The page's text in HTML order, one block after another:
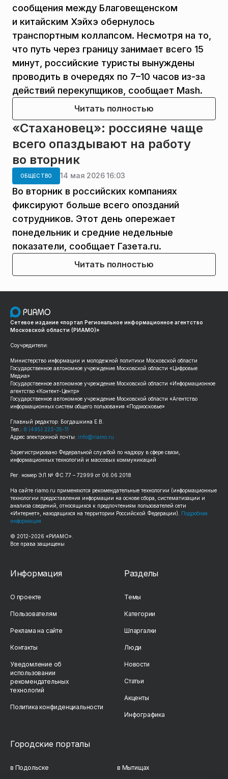
сообщения между Благовещенском
и китайским Хэйхэ обернулось
транспортным коллапсом. Несмотря на то,
что путь через границу занимает всего 15
минут, российские туристы вынуждены
проводить в очередях по 7–10 часов из-за
действий перекупщиков, сообщает Mash.
Читать полностью
«Стахановец»: россияне чаще
всего опаздывают на работу
во вторник
ОБЩЕСТВО 14 мая 2026 16:03
Во вторник в российских компаниях
фиксируют больше всего опозданий
сотрудников. Этот день опережает
понедельник и средние недельные
показатели, сообщает Газета.ru.
Читать полностью
Сетевое издание «портал Региональное информационное агентство
Московской области (РИАМО)»
Соучредители:
Министерство информации и молодежной политики Московской области
Государственное автономное учреждение Московской области «Цифровые
Медиа»
Государственное автономное учреждение Московской области «Информационное
агентство «Контент-Центр»
Государственное автономное учреждение Московской области «Агентство
информационных систем общего пользования «Подмосковье»
Главный редактор: Богдашкина Е.В.
Тел.: 8 (495) 223-35-11
Адрес электронной почты: info@riamo.ru
Зарегистрировано Федеральной службой по надзору в сфере связи,
информационных технологий и массовых коммуникаций
Рег. номер ЭЛ № ФС 77 – 72999 от 06.06.2018
На сайте riamo.ru применяются рекомендательные технологии (информационные
технологии предоставления информации на основе сбора, систематизации и
анализа сведений, относящихся к предпочтениям пользователей сети
«Интернет», находящихся на территории Российской Федерации). Подробная
информация
© 2012-2026 «РИАМО».
Все права защищены
Информация
О проекте
Пользователям
Реклама на сайте
Контакты
Уведомление об
использовании
рекомендательных
технологий
Политика конфиденциальности
Разделы
Темы
Категории
Шпаргалки
Люди
Новости
Статьи
Акценты
Инфографика
Городские порталы
в Подольске в Мытищах